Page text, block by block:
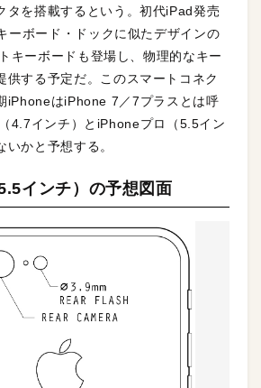
タを搭載するという。初代iPad発売
ーボード・ドックに似たデザインの
キーボードも登場し、物理的なキー
供する予定だ。このスマートコネク
iPhoneはiPhone 7／7プラスとは呼
4.7インチ）とiPhoneプロ（5.5イン
かと予想する。
インチ）の予想図面